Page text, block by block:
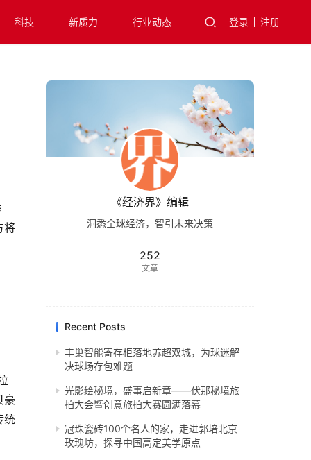
科技 新质力 行业动态 登录 注册
将
豪
统
《经济界》编辑
洞悉全球经济，智引未来决策
252
文章
Recent Posts
丰巢智能寄存柜落地苏超双城，为球迷解
决球场存包难题
光影绘秘境，盛事启新章——伏那秘境旅
拍大会暨创意旅拍大赛圆满落幕
冠珠瓷砖100个名人的家，走进郭培北京
玫瑰坊，探寻中国高定美学原点